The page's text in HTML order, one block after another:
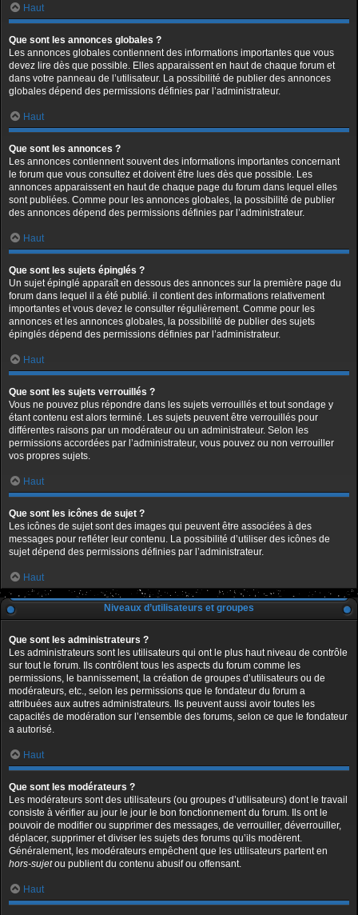
Haut
Que sont les annonces globales ?
Les annonces globales contiennent des informations importantes que vous
devez lire dès que possible. Elles apparaissent en haut de chaque forum et
dans votre panneau de l’utilisateur. La possibilité de publier des annonces
globales dépend des permissions définies par l’administrateur.
Haut
Que sont les annonces ?
Les annonces contiennent souvent des informations importantes concernant
le forum que vous consultez et doivent être lues dès que possible. Les
annonces apparaissent en haut de chaque page du forum dans lequel elles
sont publiées. Comme pour les annonces globales, la possibilité de publier
des annonces dépend des permissions définies par l’administrateur.
Haut
Que sont les sujets épinglés ?
Un sujet épinglé apparaît en dessous des annonces sur la première page du
forum dans lequel il a été publié. il contient des informations relativement
importantes et vous devez le consulter régulièrement. Comme pour les
annonces et les annonces globales, la possibilité de publier des sujets
épinglés dépend des permissions définies par l’administrateur.
Haut
Que sont les sujets verrouillés ?
Vous ne pouvez plus répondre dans les sujets verrouillés et tout sondage y
étant contenu est alors terminé. Les sujets peuvent être verrouillés pour
différentes raisons par un modérateur ou un administrateur. Selon les
permissions accordées par l’administrateur, vous pouvez ou non verrouiller
vos propres sujets.
Haut
Que sont les icônes de sujet ?
Les icônes de sujet sont des images qui peuvent être associées à des
messages pour refléter leur contenu. La possibilité d’utiliser des icônes de
sujet dépend des permissions définies par l’administrateur.
Haut
Niveaux d’utilisateurs et groupes
Que sont les administrateurs ?
Les administrateurs sont les utilisateurs qui ont le plus haut niveau de contrôle
sur tout le forum. Ils contrôlent tous les aspects du forum comme les
permissions, le bannissement, la création de groupes d’utilisateurs ou de
modérateurs, etc., selon les permissions que le fondateur du forum a
attribuées aux autres administrateurs. Ils peuvent aussi avoir toutes les
capacités de modération sur l’ensemble des forums, selon ce que le fondateur
a autorisé.
Haut
Que sont les modérateurs ?
Les modérateurs sont des utilisateurs (ou groupes d’utilisateurs) dont le travail
consiste à vérifier au jour le jour le bon fonctionnement du forum. Ils ont le
pouvoir de modifier ou supprimer des messages, de verrouiller, déverrouiller,
déplacer, supprimer et diviser les sujets des forums qu’ils modèrent.
Généralement, les modérateurs empêchent que les utilisateurs partent en
hors-sujetou publient du contenu abusif ou offensant.
Haut